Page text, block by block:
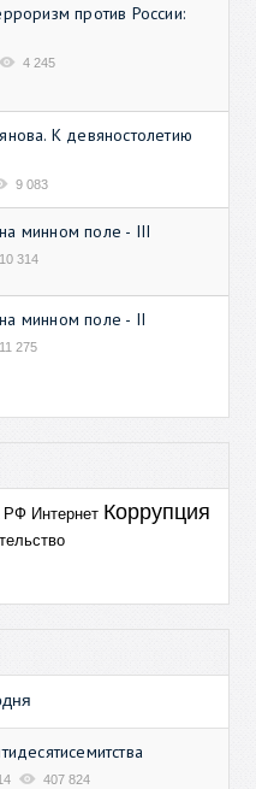
против России:
4 245
К девяностолетию
9 083
минном поле - III
10 314
минном поле - II
11 275
РФ Интернет Коррупция
407 824